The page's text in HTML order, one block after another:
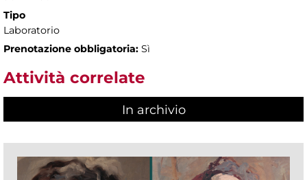
Tipo
Laboratorio
Prenotazione obbligatoria: Sì
Attività correlate
In archivio